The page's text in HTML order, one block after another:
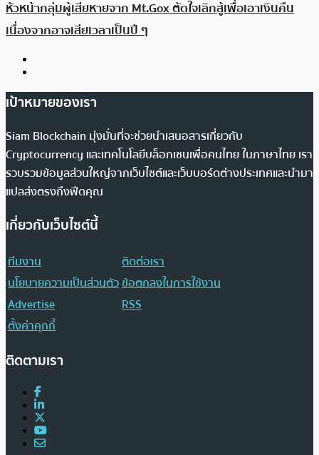
หัวหน้ากลุ่มผู้เสียหายจาก Mt.Gox ตัดใจเลิกสู้เพื่อเอาเงินคืน
เนื่องจากอาจเสียเวลาเป็นปี ๆ
เป้าหมายของเรา
Siam Blockchain มุ่งมั่นที่จะช่วยนำเสนอสารเกี่ยวกับ
Cryptocurrency และเทคโนโลยีบล็อกเชนเพื่อคนไทย ในภาษาไทย เรา
รวบรวมข้อมูลส่วนใหญ่จากเว็บไซต์และเว็บบอร์ดต่างประเทศและนำมา
แปลส่งตรงถึงฟีดคุณ
เกี่ยวกับเว็บไซต์นี้
ทีมงาน
ติดต่อเรา
นโยบายความเป็นส่วนตัวข้อตกลงในการใช้งาน
Advertise
RSS
ตั้งค่าคุกกี้
ติดตามเรา